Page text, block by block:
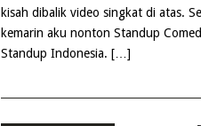
kisah dibalik video singkat di atas.
kemarin aku nonton Standup
Standup Indonesia. […]